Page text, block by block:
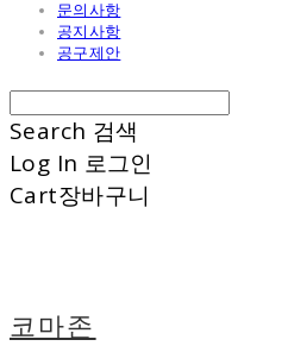
문의사항
공지사항
공구제안
Search 검색
Log In 로그인
Cart장바구니
코마존